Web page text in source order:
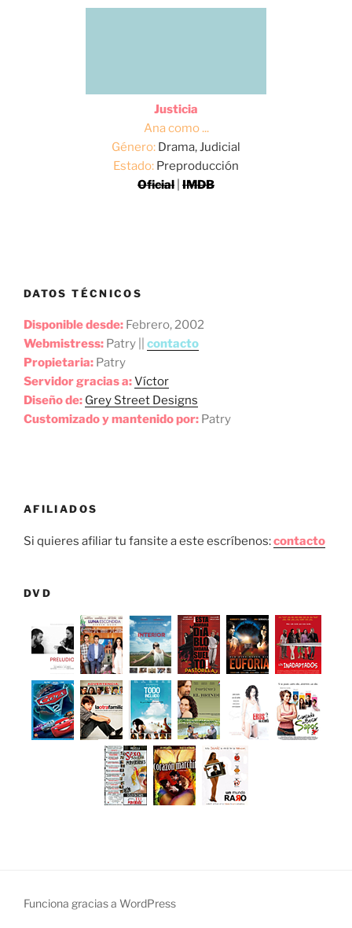
Justicia
Ana como ...
Género: Drama, Judicial
Estado: Preproducción
Oficial IMDB
DATOS TÉCNICOS
Disponible desde: Febrero, 2002
Webmistress: Patry || contacto
Propietaria: Patry
Servidor gracias a:Víctor
Diseño de: Grey Street Designs
Customizado y mantenido por: Patry
AFILIADOS
Si quieres afiliar tu fansite a este escríbenos:contacto
DVD
Funciona gracias a WordPress